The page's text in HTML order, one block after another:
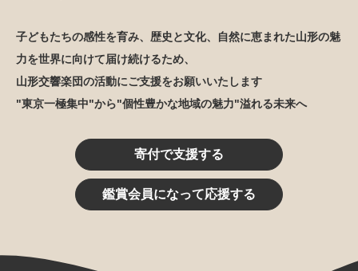
子どもたちの感性を育み、歴史と文化、自然に恵まれた山形の魅
力を世界に向けて届け続けるため、
山形交響楽団の活動にご支援をお願いいたします
"東京一極集中"から"個性豊かな地域の魅力"溢れる未来へ
寄付で支援する
鑑賞会員になって応援する